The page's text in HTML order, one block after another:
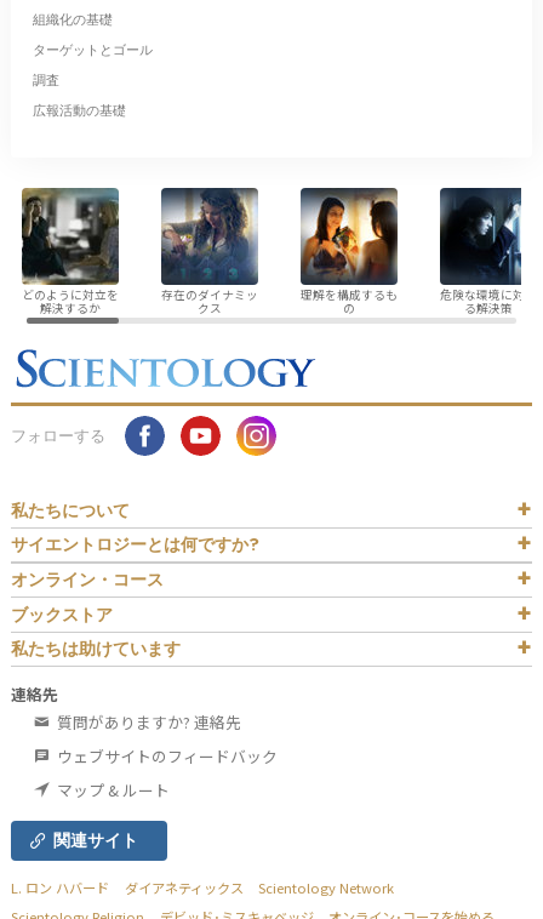
組織化の基礎
ターゲットとゴール
調査
広報活動の基礎
どのように対立を
解決するか
存在のダイナミッ
クス
理解を構成するも
の
危険な環境に対す
る解決策
フォローする
私たちについて
サイエントロジーとは何ですか?
オンライン・コース
ブックストア
私たちは助けています
連絡先
質問がありますか? 連絡先
ウェブサイトのフィードバック
マップ & ルート
関連サイト
L. ロン ハバード ダイアネティックス
Scientology Network